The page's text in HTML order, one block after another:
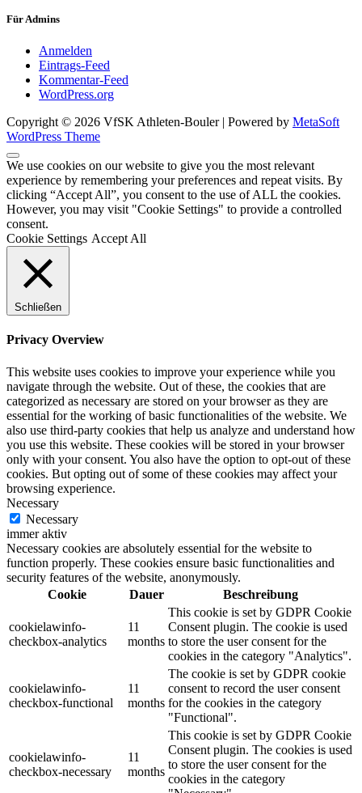
Archiv
Für Admins
Anmelden
Eintrags-Feed
Kommentar-Feed
WordPress.org
Copyright © 2026 VfSK Athleten-Bouler | Powered by MetaSoft
WordPress Theme
We use cookies on our website to give you the most relevant
experience by remembering your preferences and repeat visits. By
clicking “Accept All”, you consent to the use of ALL the cookies.
However, you may visit "Cookie Settings" to provide a controlled
consent.
Cookie Settings Accept All
Schließen
Privacy Overview
This website uses cookies to improve your experience while you
navigate through the website. Out of these, the cookies that are
categorized as necessary are stored on your browser as they are
essential for the working of basic functionalities of the website. We
also use third-party cookies that help us analyze and understand how
you use this website. These cookies will be stored in your browser
only with your consent. You also have the option to opt-out of these
cookies. But opting out of some of these cookies may affect your
browsing experience.
Necessary
Necessary
immer aktiv
Necessary cookies are absolutely essential for the website to
function properly. These cookies ensure basic functionalities and
security features of the website, anonymously.
Cookie
Dauer Beschreibung
cookielawinfo-
checkbox-analytics
11
months
This cookie is set by GDPR Cookie
Consent plugin. The cookie is used
to store the user consent for the
cookies in the category "Analytics".
cookielawinfo-
checkbox-functional
11
months
The cookie is set by GDPR cookie
consent to record the user consent
for the cookies in the category
"Functional".
cookielawinfo-
checkbox-necessary
11
months
This cookie is set by GDPR Cookie
Consent plugin. The cookies is used
to store the user consent for the
cookies in the category